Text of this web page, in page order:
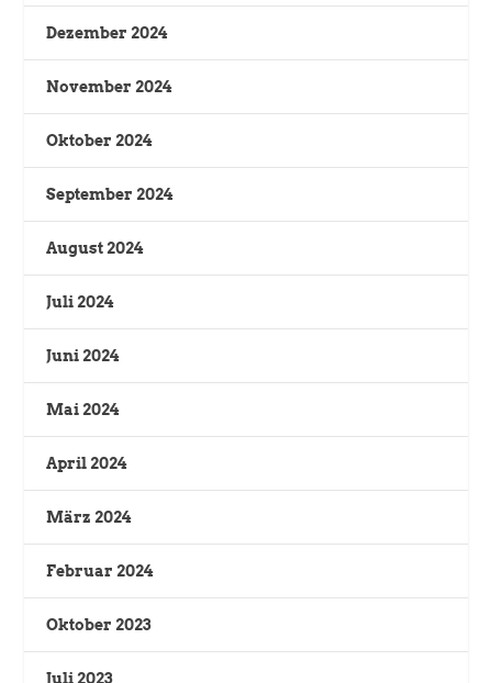
Dezember 2024
November 2024
Oktober 2024
September 2024
August 2024
Juli 2024
Juni 2024
Mai 2024
April 2024
März 2024
Februar 2024
Oktober 2023
Juli 2023